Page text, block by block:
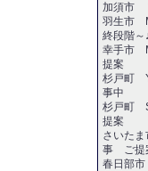
加須市
羽生市
終段階～
幸手市
提案
杉戸町
事中
杉戸町
提案
さいた
事 ご提
春日部